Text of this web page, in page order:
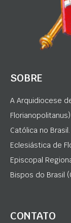
SOBRE
A Arquidiocese
Católica no
Eclesiástica de
Episcopal
Bispos do Brasil
CONTATO